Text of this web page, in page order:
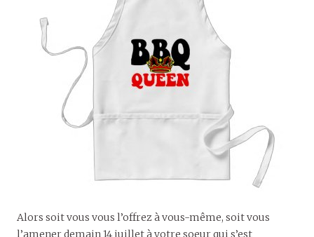
Alors soit vous vous l’offrez à vous-même, soit vous
l’amener demain 14 juillet à votre soeur qui s’est